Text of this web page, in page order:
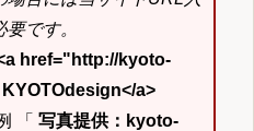
です。
href="http://kyoto-
a>
「 写真提供：kyoto-